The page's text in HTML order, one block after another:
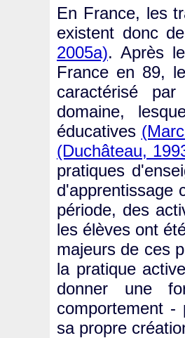
En France, les
existent donc
2005a). Après
France en 89,
caractérisé
domaine,
éducatives
(Duchâteau,
pratiques
d'apprentissage
période, des
les élèves ont
majeurs de ces
la pratique
donner une
comportement
sa propre